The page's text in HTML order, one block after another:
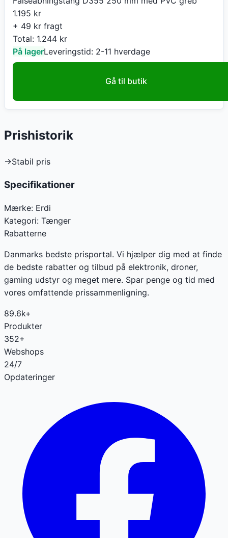
1.195 kr
+ 49 kr fragt
Total: 1.244 kr
På lagerLeveringstid: 2-11 hverdage
Gå til butik
Prishistorik
→Stabil pris
Specifikationer
Mærke: Erdi
Kategori: Tænger
Rabatterne
Danmarks bedste prisportal. Vi hjælper dig med at finde
de bedste rabatter og tilbud på elektronik, droner,
gaming udstyr og meget mere. Spar penge og tid med
vores omfattende prissammenligning.
89.6k+
Produkter
352+
Webshops
24/7
Opdateringer